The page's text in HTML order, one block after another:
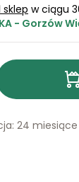
sklep w ciągu
- Gorzów
24 miesiące